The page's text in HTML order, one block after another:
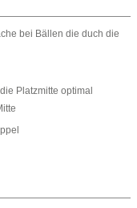
bei Bällen die duch die
Platzmitte optimal